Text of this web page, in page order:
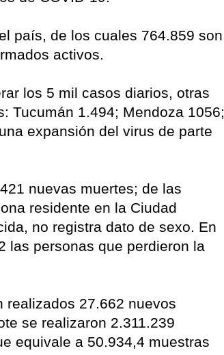
país, de los cuales 764.859 son
activos.
los 5 mil casos diarios, otras
Tucumán 1.494; Mendoza 1056;
expansión del virus de parte
nuevas muertes; de las
residente en la Ciudad
no registra dato de sexo. En
las personas que perdieron la
realizados 27.662 nuevos
se realizaron 2.311.239
equivale a 50.934,4 muestras